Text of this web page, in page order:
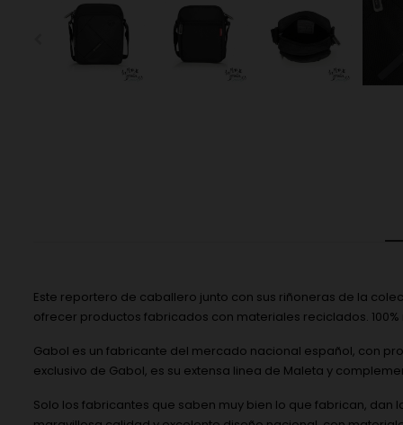
Este reportero de caballero junto con sus riñoneras de la
ofrecer productos fabricados con materiales reciclados.
Gabol es un fabricante del mercado nacional español, con
exclusivo de Gabol, es su extensa linea de Maleta y
Solo los fabricantes que saben muy bien lo que fabrican,